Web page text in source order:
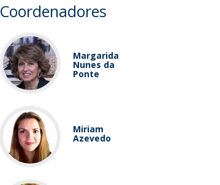
Coordenadores
Margarida
Nunes da
Ponte
Miriam
Azevedo